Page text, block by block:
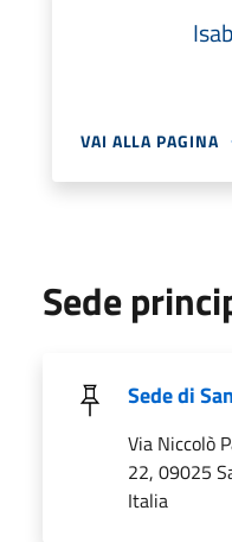
VAI ALLA PAGINA
Sede
Sede di
Via Niccolò
22, 09025
Italia